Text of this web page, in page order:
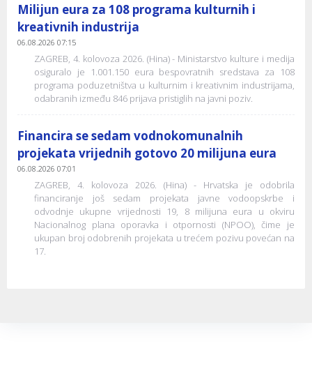
Milijun eura za 108 programa kulturnih i
kreativnih industrija
06.08.2026 07:15
ZAGREB, 4. kolovoza 2026. (Hina) - Ministarstvo kulture i medija
osiguralo je 1.001.150 eura bespovratnih sredstava za 108
programa poduzetništva u kulturnim i kreativnim industrijama,
odabranih između 846 prijava pristiglih na javni poziv.
Financira se sedam vodnokomunalnih
projekata vrijednih gotovo 20 milijuna eura
06.08.2026 07:01
ZAGREB, 4. kolovoza 2026. (Hina) - Hrvatska je odobrila
financiranje još sedam projekata javne vodoopskrbe i
odvodnje ukupne vrijednosti 19, 8 milijuna eura u okviru
Nacionalnog plana oporavka i otpornosti (NPOO), čime je
ukupan broj odobrenih projekata u trećem pozivu povećan na
17.